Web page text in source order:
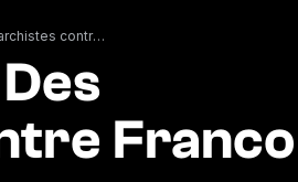
Sur la brèche - Des anarchistes contre Franco
Franco